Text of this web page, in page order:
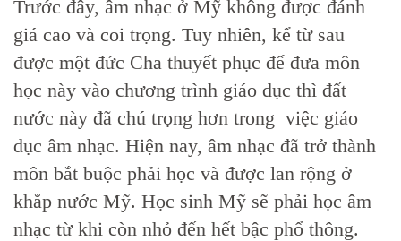
Trước đây, âm nhạc ở Mỹ không được đánh
giá cao và coi trọng. Tuy nhiên, kể từ sau
được một đức Cha thuyết phục để đưa môn
học này vào chương trình giáo dục thì đất
nước này đã chú trọng hơn trong việc giáo
dục âm nhạc. Hiện nay, âm nhạc đã trở thành
môn bắt buộc phải học và được lan rộng ở
khắp nước Mỹ. Học sinh Mỹ sẽ phải học âm
nhạc từ khi còn nhỏ đến hết bậc phổ thông.